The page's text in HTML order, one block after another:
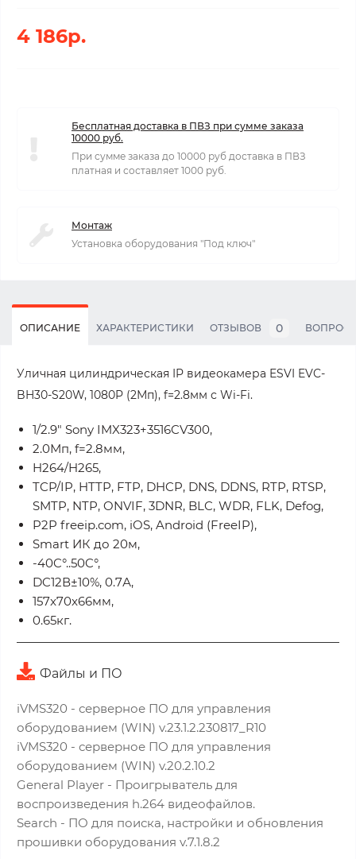
4 186р.
Бесплатная доставка в ПВЗ при сумме заказа
10000 руб.
При сумме заказа до 10000 руб доставка в ПВЗ
платная и составляет 1000 руб.
Монтаж
Установка оборудования "Под ключ"
ОПИСАНИЕ ХАРАКТЕРИСТИКИ ОТЗЫВОВ 0
Уличная цилиндрическая IP видеокамера ESVI EVC-
BH30-S20W, 1080P (2Мп), f=2.8мм с Wi-Fi.
1/2.9" Sony IMX323+3516CV300,
2.0Мп, f=2.8мм,
H264/H265,
TCP/IP, HTTP, FTP, DHCP, DNS, DDNS, RTP, RTSP,
SMTP, NTP, ONVIF, 3DNR, BLC, WDR, FLK, Defog,
P2P freeip.com, iOS, Android (FreeIP),
Smart ИК до 20м,
-40C°..50C°,
DC12В±10%, 0.7А,
157x70x66мм,
0.65кг.
Файлы и ПО
iVMS320 - серверное ПО для управления
оборудованием (WIN) v.23.1.2.230817_R10
iVMS320 - серверное ПО для управления
оборудованием (WIN) v.20.2.10.2
General Player - Проигрыватель для
воспроизведения h.264 видеофайлов.
Search - ПО для поиска, настройки и обновления
прошивки оборудования v.7.1.8.2